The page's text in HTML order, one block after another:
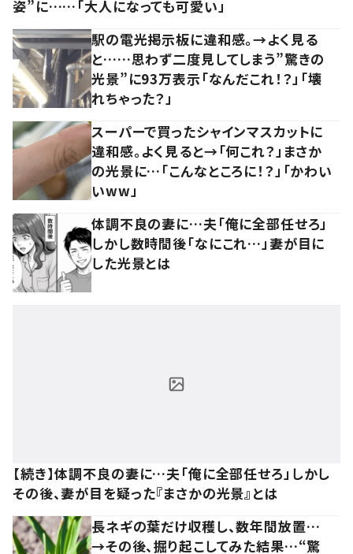
姿”に……「大人になっても可愛い」
駅の電光掲示板に違和感。→よく見る
と……思わず二度見してしまう”驚きの
光景”に93万表示「なんだこれ！？」「壊
れちゃった？」
スーパーで買ったシャインマスカットに
違和感。よく見ると→「何これ？」まさか
の光景に…「こんなところに！？」「かわい
いww」
体調不良の妻に…夫「俺に全部任せろ」
しかし数時間後「なにこれ…」妻が目に
した光景とは
【続き】体調不良の妻に…夫「俺に全部任せろ」しかし
その後、妻が目を疑った『まさかの光景』とは
長ネギの葉だけ収穫し、数年間放置…
→その後、掘り起こしてみた結果…“驚